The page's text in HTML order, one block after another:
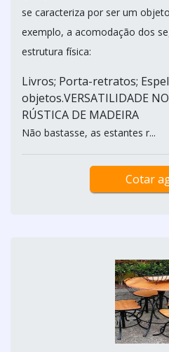
se caracteriza por ser um
exemplo, a acomodação dos
estrutura física:
Livros; Porta-retratos;
objetos.VERSATILIDADE
RÚSTICA DE MADEIRA
Não bastasse, as estantes r...
Cotar